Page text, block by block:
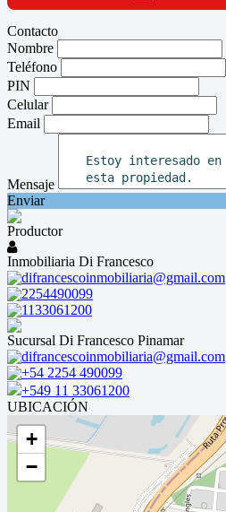
Contacto
Nombre
Teléfono
PIN
Celular
Email
Mensaje
Enviar
Productor
Inmobiliaria Di Francesco
difrancescoinmobiliaria@gmail.com
2254490099
1133061200
Sucursal Di Francesco Pinamar
difrancescoinmobiliaria@gmail.com
+54 2254 490099
+549 11 33061200
UBICACIÓN
+
−